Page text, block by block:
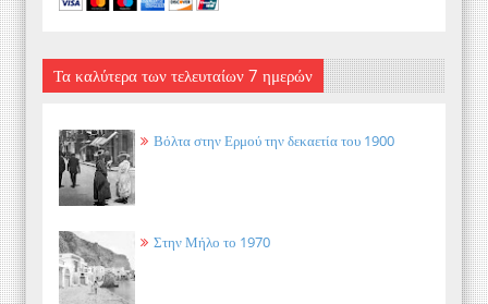
Τα καλύτερα των τελευταίων 7 ημερών
Βόλτα στην Ερμού την δεκαετία του 1900
Στην Μήλο το 1970